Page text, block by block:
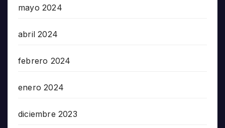
mayo 2024
abril 2024
febrero 2024
enero 2024
diciembre 2023